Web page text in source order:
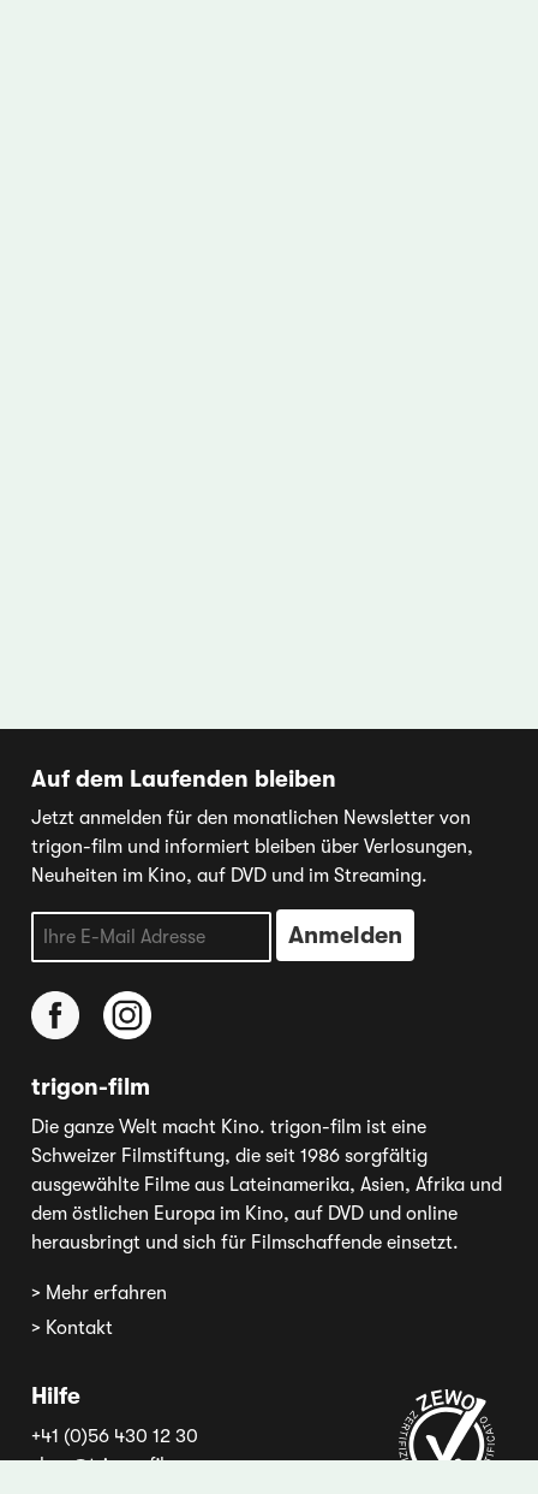
Auf dem Laufenden bleiben
Jetzt anmelden für den monatlichen Newsletter von
trigon-film und informiert bleiben über Verlosungen,
Neuheiten im Kino, auf DVD und im Streaming.
trigon-film
Die ganze Welt macht Kino. trigon-film ist eine
Schweizer Filmstiftung, die seit 1986 sorgfältig
ausgewählte Filme aus Lateinamerika, Asien, Afrika und
dem östlichen Europa im Kino, auf DVD und online
herausbringt und sich für Filmschaffende einsetzt.
> Mehr erfahren
> Kontakt
Hilfe
+41 (0)56 430 12 30
shop@trigon-film.org